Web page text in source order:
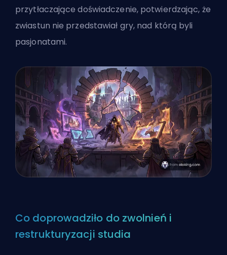
przytłaczające doświadczenie, potwierdzając, że
zwiastun nie przedstawiał gry, nad którą byli
pasjonatami.
Co doprowadziło do zwolnień i
restrukturyzacji studia